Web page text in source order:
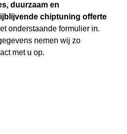
duurzaam en
chiptuning offerte
onderstaande formulier in.
nemen wij zo
met u op.